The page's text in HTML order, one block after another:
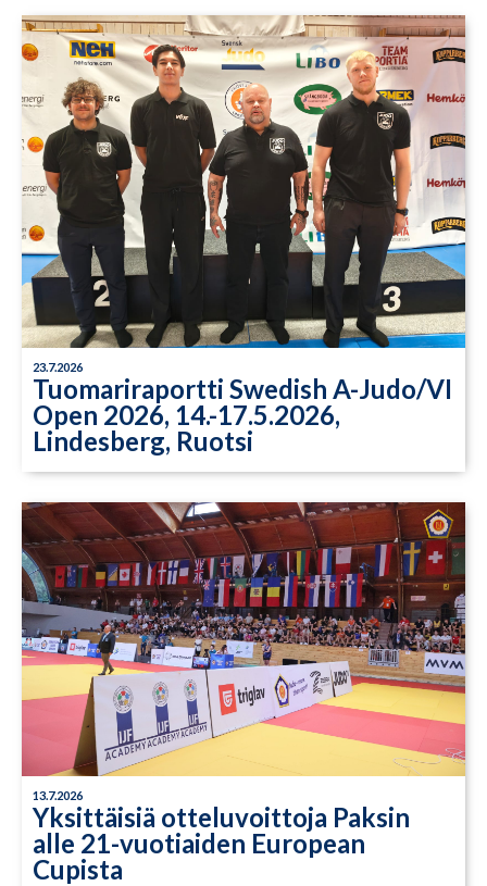
23.7.2026
Tuomariraportti Swedish A-Judo/VI
Open 2026, 14.-17.5.2026,
Lindesberg, Ruotsi
13.7.2026
Yksittäisiä otteluvoittoja Paksin
alle 21-vuotiaiden European
Cupista